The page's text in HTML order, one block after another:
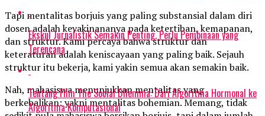
Tapi mentalitas borjuis yang paling substansial dalam diri
dosen adalah keyakinananya pada ketertiban, kemapanan,
dan struktur. Kami percaya bahwa struktur dan
keteraturan adalah keniscayaan yang paling baik. Sejauh
struktur itu bekerja, kami yakin semua akan semakin baik.
Nah, mahasiswa menunjukkan mentalitas yang
berkebalikan: yakni mentalitas bohemian. Memang, tidak
Ekskul Jurnalistik Semakin Penting, Perlu Pembinaan yang
Terencana
Tentang Film The Social Dilemma: Dari Algoritma Hormonal ke
Algoritma Komputasional